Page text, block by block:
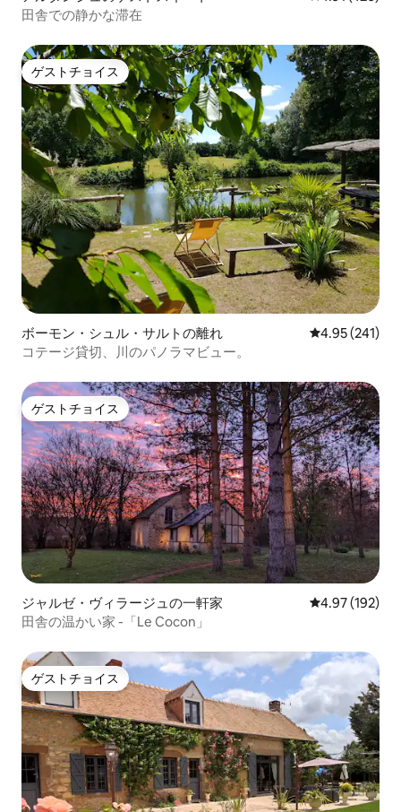
田舎での静かな滞在
ゲストチョイス
ゲストチョイス
ボーモン・シュル・サルトの離れ レビュー241
4.95 (241)
コテージ貸切、川のパノラマビュー。
ゲストチョイス
ゲストチョイス
ジャルゼ・ヴィラージュの一軒家 レビュー192
4.97 (192)
田舎の温かい家 -「Le Cocon」
ゲストチョイス
ゲストチョイス